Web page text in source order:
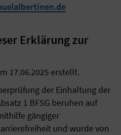
Erklärung zur
17.06.2025 erstellt.
der Einhaltung der
1 BFSG beruhen auf
gängiger
und wurde von